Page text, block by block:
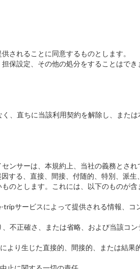
されることに同意するものとします。
保設定、その他の処分をすることはで
、直ちに当該利用契約を解除し、または
サーは、本規約上、当社の義務とされ
する、直接、間接、付随的、特別、派生
のとします。これには、以下のものが
サービスによって提供される情報、コ
不正確さ、または省略、および当該コ
り生じた直接的、間接的、または結果